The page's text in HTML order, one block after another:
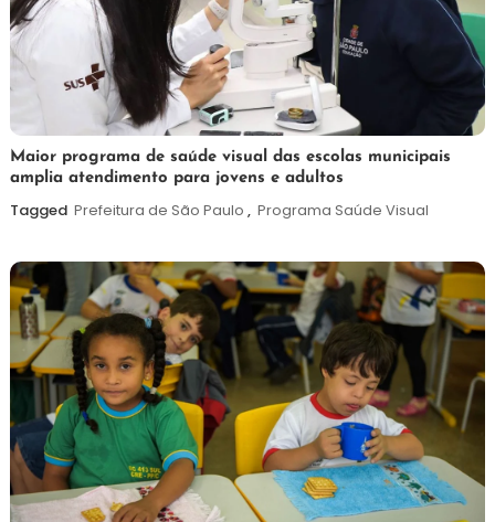
7
de
agosto
Maurilio
Maior programa de saúde visual das escolas municipais
amplia atendimento para jovens e adultos
Tagged Prefeitura de São Paulo , Programa Saúde Visual